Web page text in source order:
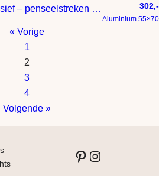
Mussen – Modern expressief – penseelstreken en abstracte kleurige vlakken 302,-
Aluminium 55×70
« Vorige
1
2
3
4
Volgende »
–
Pinterest Instagram